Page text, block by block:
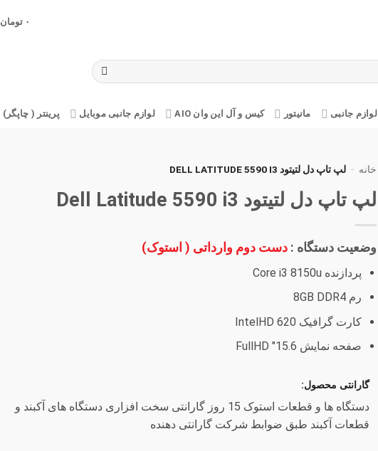
۰ تومان
لوازم جانبی مانیتور کیس و آل این وان AIO لوازم جانبی موبایل پرینتر ( چاپگر)
خانه - لپ تاپ دل لتیتود DELL LATITUDE 5590 I3
لپ تاپ دل لتیتود Dell Latitude 5590 i3
وضعیت دستگاه : دست دوم وارداتی ( استوک)
پردازنده Core i3 8150u
رم 8GB DDR4
کارت گرافیک IntelHD 620
صفحه نمایش 15.6″ FullHD
گارانتی محصول:
دستگاه ها و قطعات استوک 15 روز گارانتی سخت افزاری دستگاه های آکبند و
قطعات آکبند طبق ضوابط شرکت گارانتی دهنده